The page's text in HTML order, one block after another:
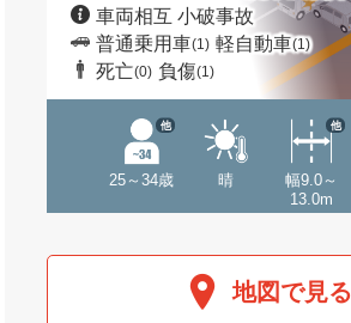
車両相互 小破事故
普通乗用車(1) 軽自動車(1)
死亡(0) 負傷(1)
25～34歳
他
晴
幅9.0～
13.0m
他
地図で見る